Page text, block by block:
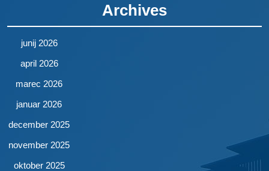
Archives
junij 2026
april 2026
marec 2026
januar 2026
december 2025
november 2025
oktober 2025